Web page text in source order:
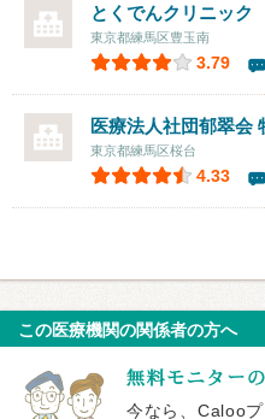
とくでんクリニック
東京都練馬区豊玉南
3.79
医療法人社団郁翠会
東京都練馬区桜台
4.33
この医療機関の関係者の方へ
今なら、Caloo